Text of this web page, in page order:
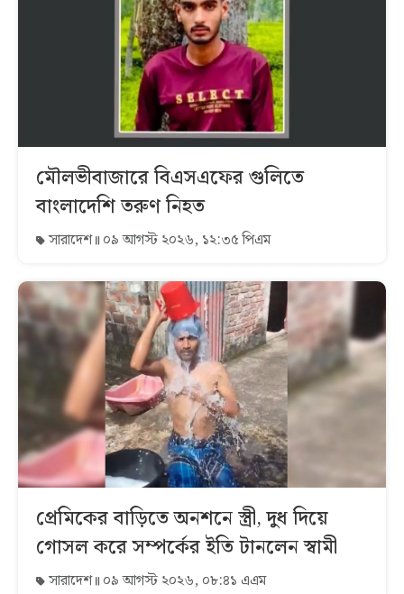
মৌলভীবাজারে বিএসএফের গুলিতে
বাংলাদেশি তরুণ নিহত
সারাদেশ ০৯ আগস্ট ২০২৬, ১২:৩৫ পিএম
প্রেমিকের বাড়িতে অনশনে স্ত্রী, দুধ দিয়ে
গোসল করে সম্পর্কের ইতি টানলেন স্বামী
সারাদেশ ০৯ আগস্ট ২০২৬, ০৮:৪১ এএম